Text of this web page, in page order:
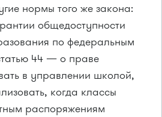
нормы того же закона:
общедоступности
по федеральным
44 — о праве
в управлении школой,
когда классы
распоряжениям